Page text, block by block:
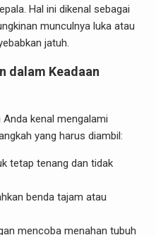
Hal ini dikenal sebagai
munculnya luka atau
jatuh.
dalam Keadaan
kenal mengalami
yang harus diambil:
tetap tenang dan tidak
benda tajam atau
mencoba menahan tubuh